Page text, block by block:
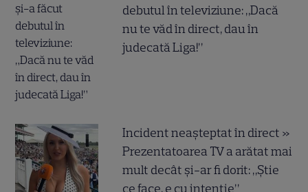
debutul în televiziune: „Dacă
nu te văd în direct, dau în
judecată Liga!”
Incident neașteptat în direct »
Prezentatoarea TV a arătat mai
mult decât și-ar fi dorit: „Știe
ce face, e cu intenție”